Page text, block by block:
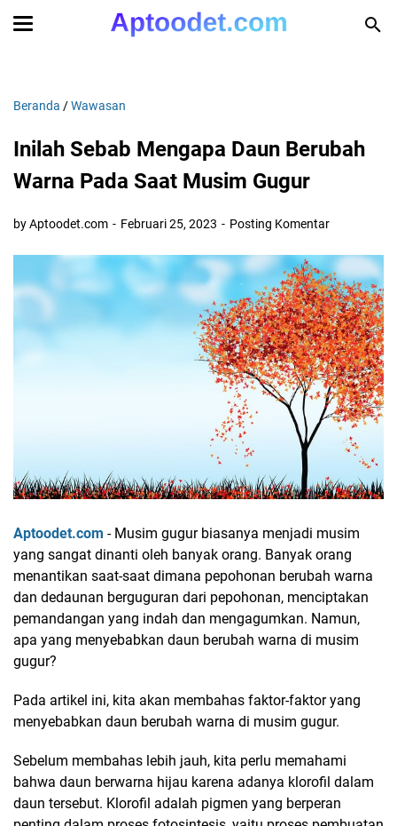
Beranda /Wawasan
Inilah Sebab Mengapa Daun Berubah
Warna Pada Saat Musim Gugur
by Aptoodet.com Februari 25, 2023 Posting Komentar
Aptoodet.com - Musim gugur biasanya menjadi musim
yang sangat dinanti oleh banyak orang. Banyak orang
menantikan saat-saat dimana pepohonan berubah warna
dan dedaunan berguguran dari pepohonan, menciptakan
pemandangan yang indah dan mengagumkan. Namun,
apa yang menyebabkan daun berubah warna di musim
gugur?
Pada artikel ini, kita akan membahas faktor-faktor yang
menyebabkan daun berubah warna di musim gugur.
Sebelum membahas lebih jauh, kita perlu memahami
bahwa daun berwarna hijau karena adanya klorofil dalam
daun tersebut. Klorofil adalah pigmen yang berperan